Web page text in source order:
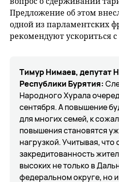
Предложение об этом
одной из парламентских
рекомендуют ускориться
Тимур Нимаев, депутат
Республики Бурятия:
Народного Хурала
сентября. А повышение
для многих семей, к
повышения становятся
нагрузкой. Учитывая, что
закредитованность
высоких не только в
федеральном округе, но